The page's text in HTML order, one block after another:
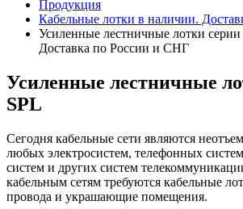
Продукция
Кабельные лотки в наличии.
Усиленные лестничные лотки
Доставка по России и СНГ
Усиленные лестничные
SPL
Сегодня кабельные сети являются
любых электросистем, телефонных
систем и других систем
кабельным сетям требуются кабельные
провода и украшающие помещения.